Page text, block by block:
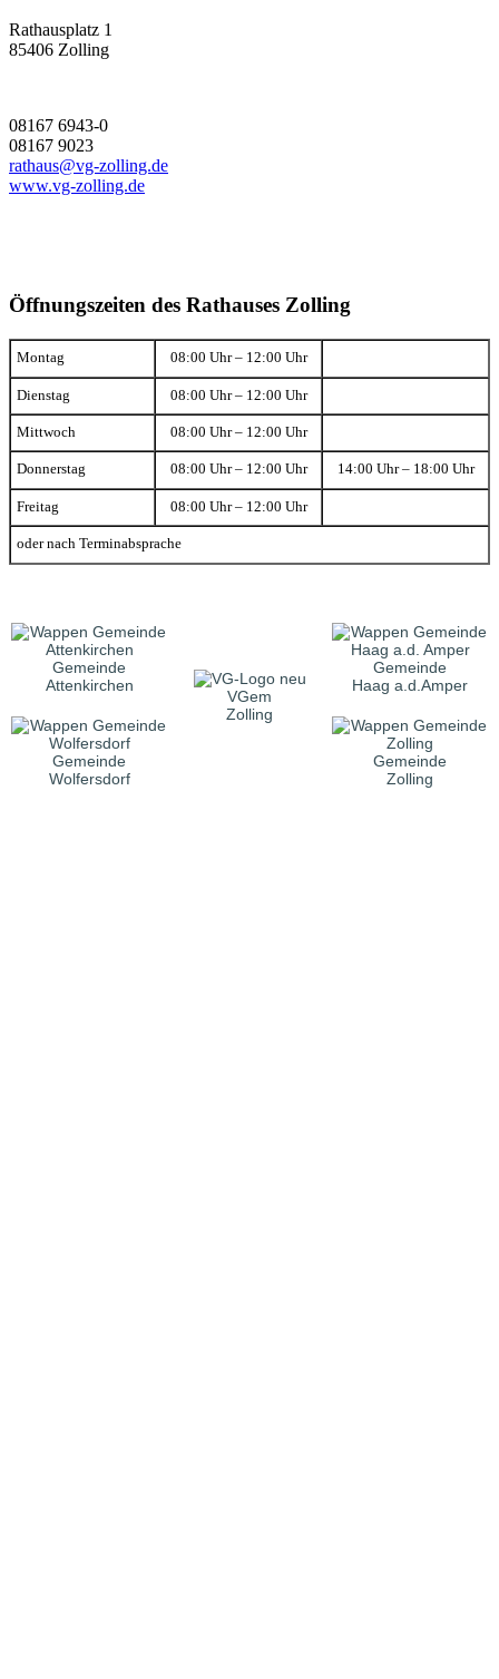
Rathausplatz 1
85406 Zolling
08167 6943-0
08167 9023
rathaus@vg-zolling.de
www.vg-zolling.de
Öffnungszeiten des Rathauses Zolling
Montag 08:00 Uhr – 12:00 Uhr
Dienstag 08:00 Uhr – 12:00 Uhr
Mittwoch 08:00 Uhr – 12:00 Uhr
Donnerstag 08:00 Uhr – 12:00 Uhr 14:00 Uhr – 18:00 Uhr
Freitag 08:00 Uhr – 12:00 Uhr
oder nach Terminabsprache
Gemeinde
Attenkirchen
VGem
Zolling
Gemeinde
Haag a.d.Amper
Gemeinde
Wolfersdorf
Gemeinde
Zolling